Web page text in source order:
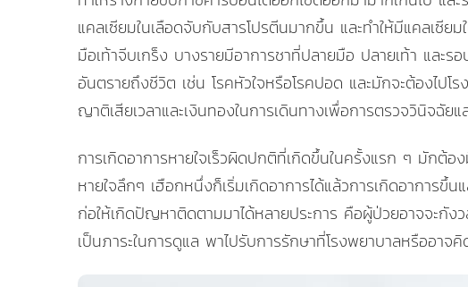
แคลเซียมในเลือดจับกับสารโปรตีนมากขึ้น และทำให้มีแคลเซีย
มือเท้าจีบเกร็ง บางรายมีอาการชาที่ปลายมือ ปลายเท้า และ
อันตรายถึงชีวิต เช่น โรคหัวใจหรือโรคปอด และมักจะต้องไปโ
ญาติเสียเวลาและเงินทองในการเดินทางเพื่อการตรวจวินิจฉัยแ
การเกิดอาการหายใจเร็วผิดปกติที่เกิดขึ้นในครั้งแรก ๆ มักต้
หายใจลึกๆ เฮือกหนึ่งก็เริ่มเกิดอาการได้แล้วการเกิดอาการขึ้
ก่อให้เกิดปัญหาติดตามมาได้หลายประการ คือผู้ป่วยอาจจะ
เป็นภาระในการดูแล พาไปรับการรักษาที่โรงพยาบาลหรืออาจ